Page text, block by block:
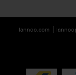
lannoo.com